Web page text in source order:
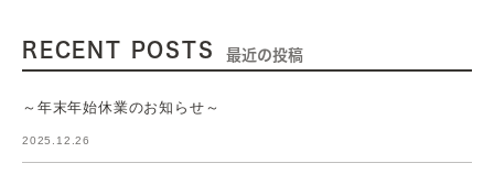
RECENT POSTS 最近の投稿
～年末年始休業のお知らせ～
2025.12.26